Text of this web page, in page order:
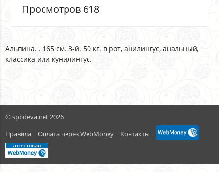
Просмотров 618
Альпина. . 165 см. 3-й. 50 кг. в рот, aнилингус, анальный,
классика или кунилингус.
© spbdeva.net 2026
Правила
Оплата через WebMoney Контакты